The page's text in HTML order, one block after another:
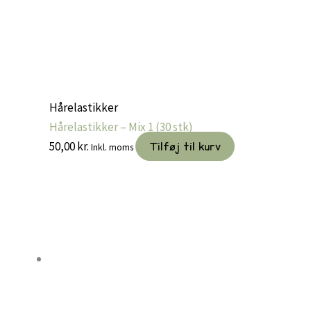
Hårelastikker
Hårelastikker – Mix 1 (30 stk)
50,00kr. Inkl. moms Tilføj til kurv